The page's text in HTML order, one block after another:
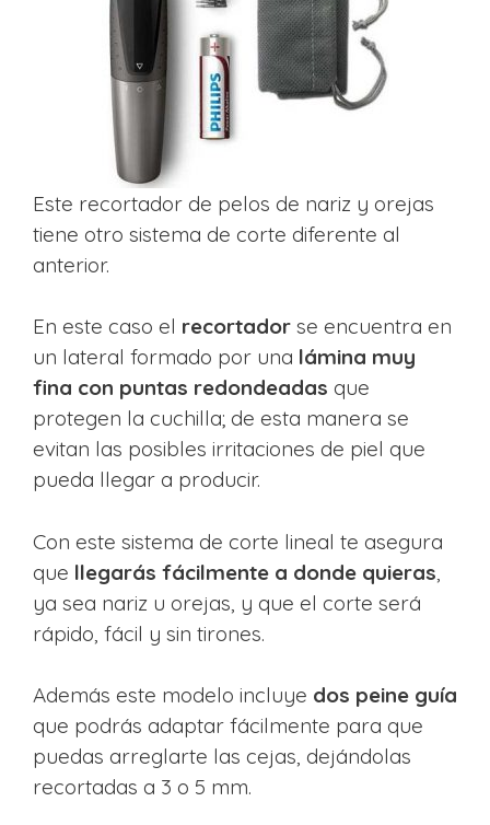
Este recortador de pelos de nariz y orejas
tiene otro sistema de corte diferente al
anterior.
En este caso el recortador se encuentra en
un lateral formado por una lámina muy
fina con puntas redondeadas que
protegen la cuchilla; de esta manera se
evitan las posibles irritaciones de piel que
pueda llegar a producir.
Con este sistema de corte lineal te asegura
que llegarás fácilmente a donde quieras,
ya sea nariz u orejas, y que el corte será
rápido, fácil y sin tirones.
Además este modelo incluye dos peine guía
que podrás adaptar fácilmente para que
puedas arreglarte las cejas, dejándolas
recortadas a 3 o 5 mm.